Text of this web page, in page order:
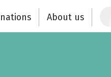
About us